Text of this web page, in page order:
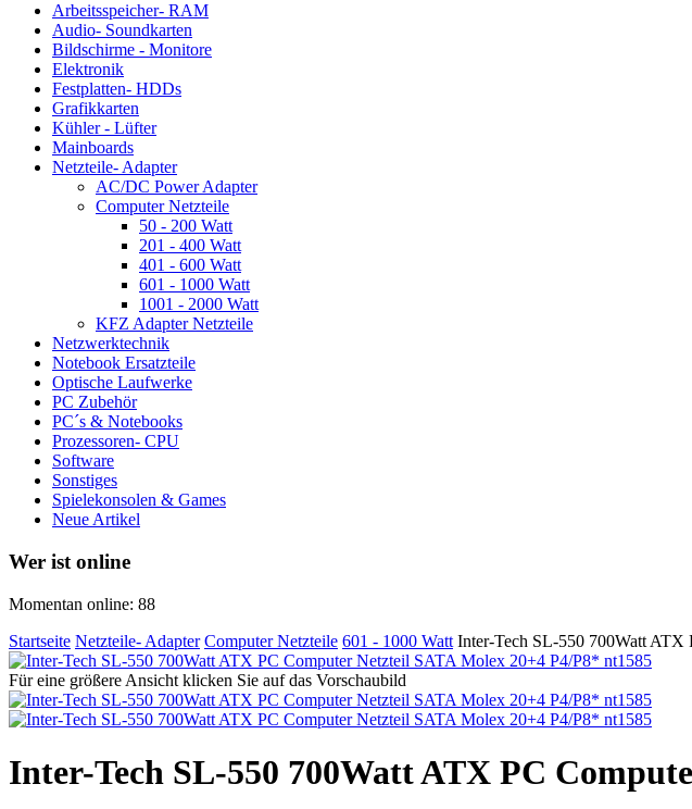
Arbeitsspeicher- RAM
Audio- Soundkarten
Bildschirme - Monitore
Elektronik
Festplatten- HDDs
Grafikkarten
Kühler - Lüfter
Mainboards
Netzteile- Adapter
AC/DC Power Adapter
Computer Netzteile
50 - 200 Watt
201 - 400 Watt
401 - 600 Watt
601 - 1000 Watt
1001 - 2000 Watt
KFZ Adapter Netzteile
Netzwerktechnik
Notebook Ersatzteile
Optische Laufwerke
PC Zubehör
PC´s & Notebooks
Prozessoren- CPU
Software
Sonstiges
Spielekonsolen & Games
Neue Artikel
Wer ist online
Momentan online: 88
Startseite Netzteile- Adapter Computer Netzteile 601 - 1000 Watt Inter-Tech SL-550 700Watt
Für eine größere Ansicht klicken Sie auf das Vorschaubild
Inter-Tech SL-550 700Watt ATX PC